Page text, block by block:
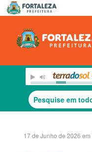
17 de Junho de 2026 em